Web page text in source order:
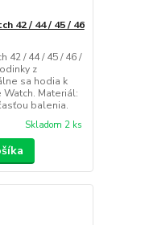
42 / 44 / 45 / 46
42 / 44 / 45 / 46 /
z
sa hodia k
Materiál:
balenia.
Skladom 2 ks